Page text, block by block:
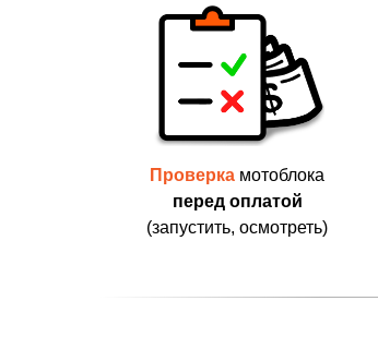
Проверка мотоблока
перед оплатой
(запустить, осмотреть)